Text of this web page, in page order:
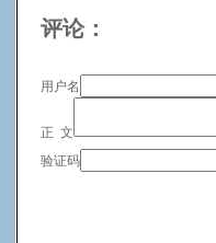
评论：
用户名
正 文
验证码